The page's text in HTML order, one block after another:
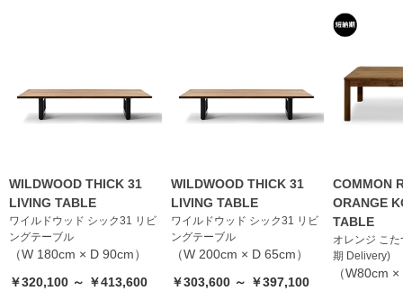
WILDWOOD THICK 31
LIVING TABLE
ワイルドウッド シック31 リビ
ングテーブル
（W 180cm × D 90cm）
￥320,100 ～ ￥413,600
WILDWOOD THICK 31
LIVING TABLE
ワイルドウッド シック31 リビ
ングテーブル
（W 200cm × D 65cm）
￥303,600 ～ ￥397,100
COMMON
ORANGE
TABLE
オレンジ こ
期 Delivery)
（W80cm